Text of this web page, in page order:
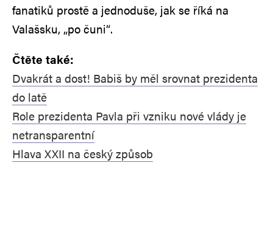
fanatiků prostě a jednoduše, jak se říká na
Valašsku, „po čuni“.
Čtěte také:
Dvakrát a dost! Babiš by měl srovnat prezidenta
do latě
Role prezidenta Pavla při vzniku nové vlády je
netransparentní
Hlava XXII na český způsob